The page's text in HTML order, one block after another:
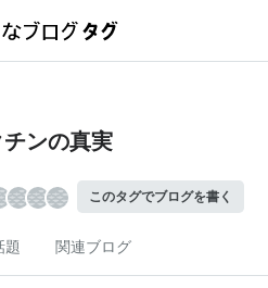
チンの真実
このタグでブログを書く
題 関連ブログ